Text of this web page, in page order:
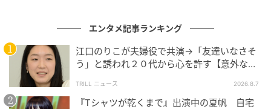
エンタメ記事ランキング
江口のりこが夫婦役で共演→「友達いなさそ
う」と誘われ２０代から心を許す【意外な親
TRILL ニュース 2026.8.7
『Tシャツが乾くまで』出演中の夏帆 自宅